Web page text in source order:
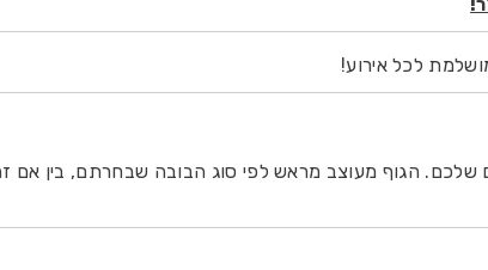
לכל אירוע!
שלכם. הגוף מעוצב מראש לפי סוג הבובה שבחרתם, בין אם